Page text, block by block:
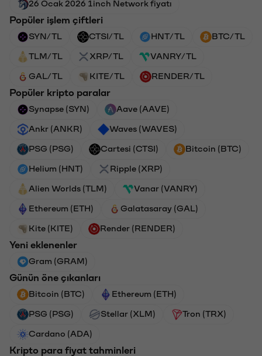
26 Ocak 2026 1inch Network fiyatı
Popüler işlem çiftleri
SYN/TL CTSI/TL HNT/TL BTC/TL
TLM/TL XRP/TL VANRY/TL
GAL/TL KITE/TL RENDER/TL
Popüler kripto paralar
Synapse (SYN) Aave (AAVE)
Ankr (ANKR) Waves (WAVES)
PSG (PSG) Cartesi (CTSI) Bitcoin (BTC)
Helium (HNT) Ripple (XRP)
Alien Worlds (TLM) Vanar (VANRY)
Ethereum (ETH) Galatasaray (GAL)
Kite (KITE) Render (RENDER)
Yeni eklenenler
Gram (GRAM)
Günün öne çıkanları
Bitcoin (BTC) Ethereum (ETH)
PSG (PSG) Stellar (XLM) Tron (TRX)
Cardano (ADA)
Kripto para fiyat tahminleri